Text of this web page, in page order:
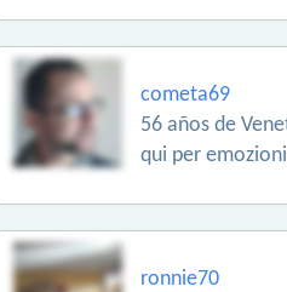
cometa69
56 años de
qui per
ronnie70